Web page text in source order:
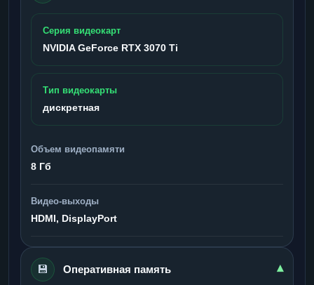
Серия видеокарт
NVIDIA GeForce RTX 3070 Ti
Тип видеокарты
дискретная
Объем видеопамяти
8 Гб
Видео-выходы
HDMI, DisplayPort
💾 Оперативная память ▾